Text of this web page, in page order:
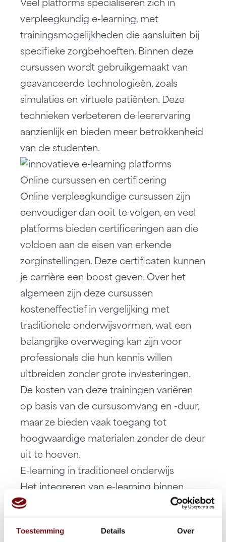
Toestemming Details Over
Veel platforms specialiseren zich in
verpleegkundig e-learning, met
trainingsmogelijkheden die aansluiten bij
specifieke zorgbehoeften. Binnen deze
cursussen wordt gebruikgemaakt van
geavanceerde technologieën, zoals
simulaties en virtuele patiënten. Deze
technieken verbeteren de leerervaring
aanzienlijk en bieden meer betrokkenheid
van de studenten.
Online cursussen en certificering
Online verpleegkundige cursussen zijn
eenvoudiger dan ooit te volgen, en veel
platforms bieden certificeringen aan die
voldoen aan de eisen van erkende
zorginstellingen. Deze certificaten kunnen
je carrière een boost geven. Over het
algemeen zijn deze cursussen
kosteneffectief in vergelijking met
traditionele onderwijsvormen, wat een
belangrijke overweging kan zijn voor
professionals die hun kennis willen
uitbreiden zonder grote investeringen.
De kosten van deze trainingen variëren
op basis van de cursusomvang en -duur,
maar ze bieden vaak toegang tot
hoogwaardige materialen zonder de deur
uit te hoeven.
E-learning in traditioneel onderwijs
Het integreren van e-learning binnen
traditionele zorgopleidingen vraagt om
zorgvuldig plannen, maar levert een
dynamischer leerklimaat op. Dit betekent